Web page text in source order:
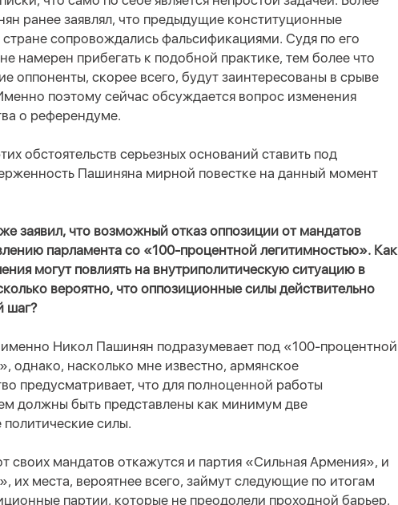
ранее заявлял, что предыдущие конституционные
сопровождались фальсификациями. Судя по его
намерен прибегать к подобной практике, тем более что
оппоненты, скорее всего, будут заинтересованы в срыве
поэтому сейчас обсуждается вопрос изменения
о референдуме.
обстоятельств серьезных оснований ставить под
Пашиняна мирной повестке на данный момент
заявил, что возможный отказ оппозиции от мандатов
парламента со «100-процентной легитимностью». Как
могут повлиять на внутриполитическую ситуацию в
вероятно, что оппозиционные силы действительно
шаг?
Никол Пашинян подразумевает под «100-процентной
однако, насколько мне известно, армянское
предусматривает, что для полноценной работы
должны быть представлены как минимум две
силы.
своих мандатов откажутся и партия «Сильная Армения», и
их места, вероятнее всего, займут следующие по итогам
партии, которые не преодолели проходной барьер,